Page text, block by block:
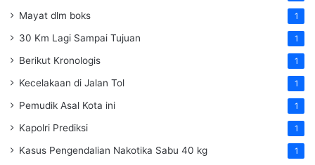
Mayat dlm boks 1
30 Km Lagi Sampai Tujuan 1
Berikut Kronologis 1
Kecelakaan di Jalan Tol 1
Pemudik Asal Kota ini 1
Kapolri Prediksi 1
Kasus Pengendalian Nakotika Sabu 40 kg 1